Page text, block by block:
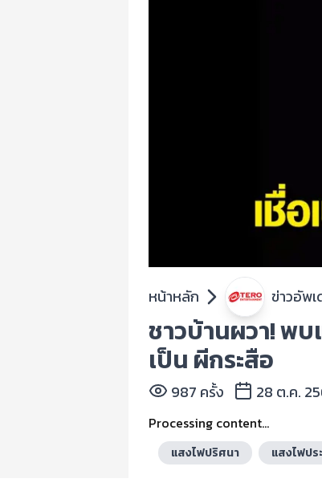
หน้าหลัก ข่าวอัพ
ชาวบ้านผวา! พ
เป็น ผีกระสือ
987 ครั้ง 28 ต.ค.
Processing content...
แสงไฟปริศนา แสงไฟปร